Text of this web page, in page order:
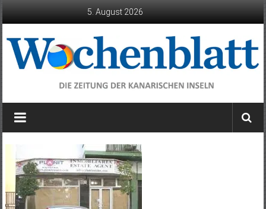
5. August 2026
Wochenblatt
die
Kanarischen
Inseln